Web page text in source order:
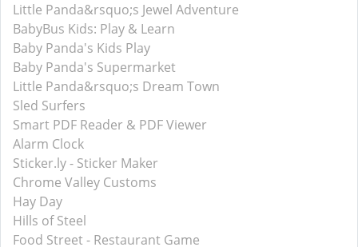
Little Panda&rsquo;s Jewel Adventure
BabyBus Kids: Play & Learn
Baby Panda's Kids Play
Baby Panda's Supermarket
Little Panda&rsquo;s Dream Town
Sled Surfers
Smart PDF Reader & PDF Viewer
Alarm Clock
Sticker.ly - Sticker Maker
Chrome Valley Customs
Hay Day
Hills of Steel
Food Street - Restaurant Game